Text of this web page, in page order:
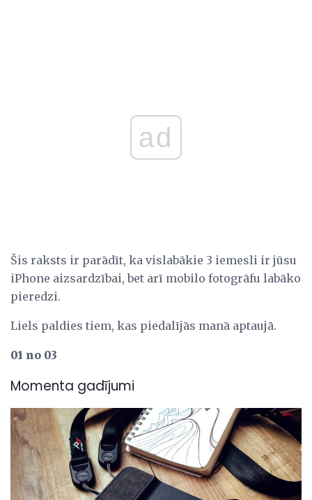
ad
Šis raksts ir parādīt, ka vislabākie 3 iemesli ir jūsu
iPhone aizsardzībai, bet arī mobilo fotogrāfu labāko
pieredzi.
Liels paldies tiem, kas piedalījās manā aptaujā.
01 no 03
Momenta gadījumi